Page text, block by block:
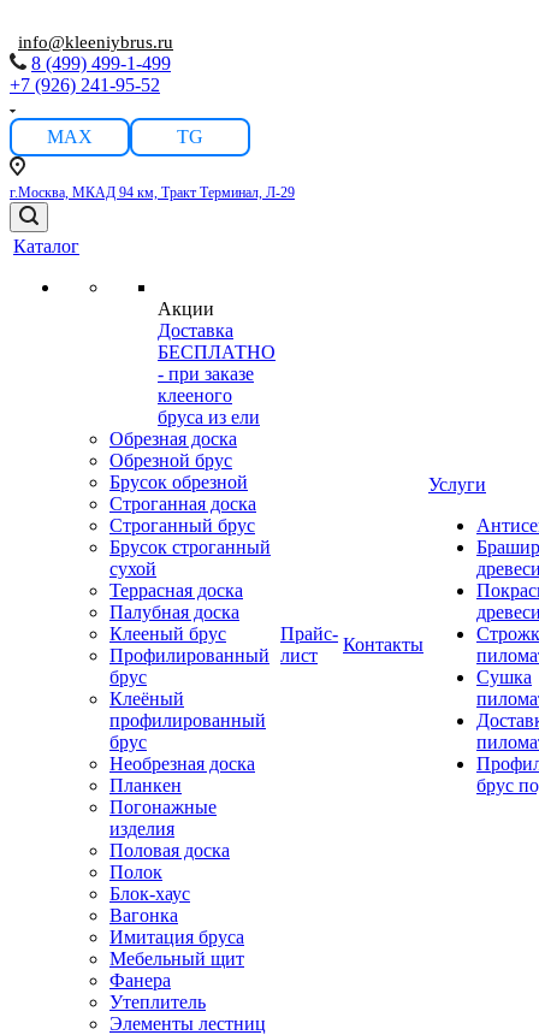
info@kleeniybrus.ru
8 (499) 499-1-499
+7 (926) 241-95-52
MAX TG
г.Москва, МКАД 94 км, Тракт Терминал, Л-29
Каталог
Акции
Доставка
БЕСПЛАТНО
- при заказе
клееного
бруса из ели
Обрезная доска
Обрезной брус
Брусок обрезной
Строганная доска
Строганный брус
Брусок строганный
сухой
Террасная доска
Палубная доска
Клееный брус
Профилированный
брус
Клеёный
профилированный
брус
Необрезная доска
Планкен
Погонажные
изделия
Половая доска
Полок
Блок-хаус
Вагонка
Имитация бруса
Мебельный щит
Фанера
Утеплитель
Элементы лестниц
Прайс-
лист
Контакты
Услуги
Сушка
брус